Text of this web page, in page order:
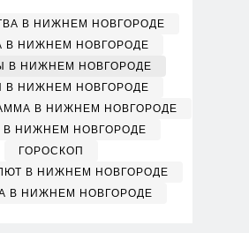
В НИЖНЕМ НОВГОРОДЕ
В НИЖНЕМ НОВГОРОДЕ
В НИЖНЕМ НОВГОРОДЕ
В НИЖНЕМ НОВГОРОДЕ
В НИЖНЕМ НОВГОРОДЕ
НИЖНЕМ НОВГОРОДЕ
ГОРОСКОП
В НИЖНЕМ НОВГОРОДЕ
В НИЖНЕМ НОВГОРОДЕ